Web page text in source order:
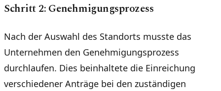
Schritt 2: Genehmigungsprozess
Nach der Auswahl des Standorts musste das
Unternehmen den Genehmigungsprozess
durchlaufen. Dies beinhaltete die Einreichung
verschiedener Anträge bei den zuständigen